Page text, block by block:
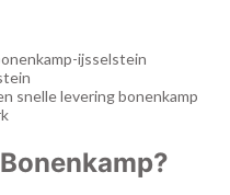
Bonenkamp?